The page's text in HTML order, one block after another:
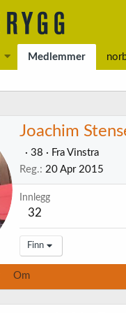
Medlemmer
Joachim
· 38 · Fra Vinstra
Reg. 20 Apr 2015
Innlegg
32
Finn
Om